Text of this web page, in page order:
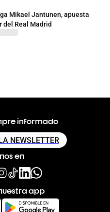
Mikael Jantunen, apuesta
del Real Madrid
informado
NEWSLETTER
en
app